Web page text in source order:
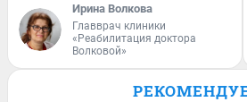
Ирина Волкова
Главврач клиники
«Реабилитация доктора
Волковой»